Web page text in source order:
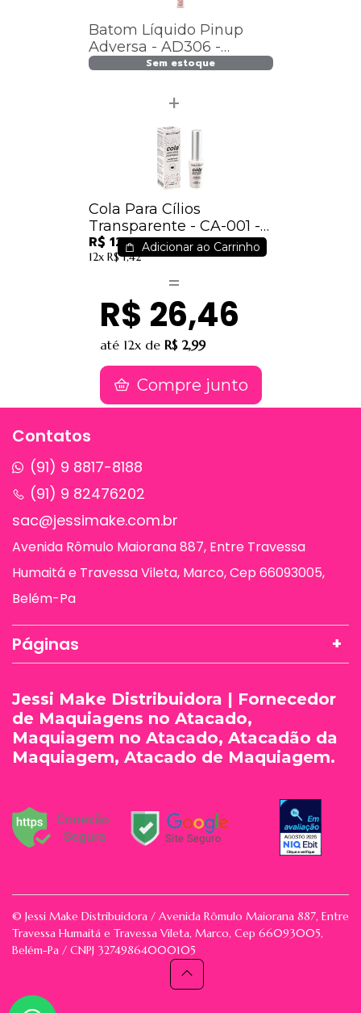
Batom Líquido Pinup
Adversa - AD306 -
Dandara - Sem Troca
Sem estoque
Cola Para Cílios
Transparente - CA-001 -
Macrilan
R$ 12,59
12x R$ 1,42
Adicionar ao Carrinho
R$ 26,46
até 12x de R$ 2,99
Compre junto
Contatos
(91) 9 8817-8188
(91) 9 82476202
sac@jessimake.com.br
Avenida Rômulo Maiorana 887, Entre Travessa
Humaitá e Travessa Vileta, Marco, Cep 66093005,
Belém-Pa
Páginas
Jessi Make Distribuidora | Fornecedor
de Maquiagens no Atacado,
Maquiagem no Atacado, Atacadão da
Maquiagem, Atacado de Maquiagem.
© Jessi Make Distribuidora / Avenida Rômulo Maiorana 887, Entre
Travessa Humaitá e Travessa Vileta, Marco, Cep 66093005,
Belém-Pa / CNPJ 32749864000105